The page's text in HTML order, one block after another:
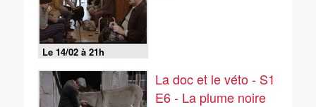
Le 14/02 à 21h
La doc et le véto - S1
E6 - La plume noire